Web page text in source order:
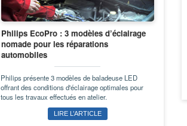
Philips EcoPro : 3 modèles d’éclairage
nomade pour les réparations
automobiles
Philips présente 3 modèles de baladeuse LED
offrant des conditions d'éclairage optimales pour
tous les travaux effectués en atelier.
LIRE L’ARTICLE